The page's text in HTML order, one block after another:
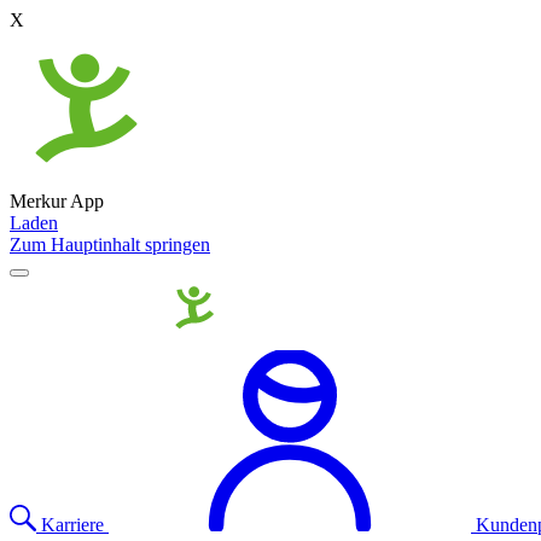
X
Merkur App
Laden
Zum Hauptinhalt springen
Karriere